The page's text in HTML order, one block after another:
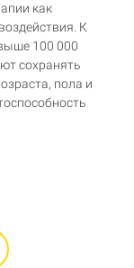
как
К
100 000
сохранять
пола и